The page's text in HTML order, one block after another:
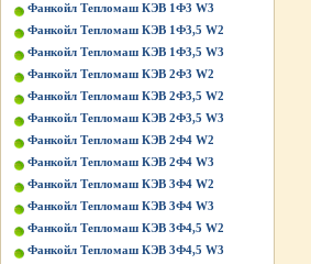
Фанкойл Тепломаш КЭВ 1Ф3 W3
Фанкойл Тепломаш КЭВ 1Ф3,5 W2
Фанкойл Тепломаш КЭВ 1Ф3,5 W3
Фанкойл Тепломаш КЭВ 2Ф3 W2
Фанкойл Тепломаш КЭВ 2Ф3,5 W2
Фанкойл Тепломаш КЭВ 2Ф3,5 W3
Фанкойл Тепломаш КЭВ 2Ф4 W2
Фанкойл Тепломаш КЭВ 2Ф4 W3
Фанкойл Тепломаш КЭВ 3Ф4 W2
Фанкойл Тепломаш КЭВ 3Ф4 W3
Фанкойл Тепломаш КЭВ 3Ф4,5 W2
Фанкойл Тепломаш КЭВ 3Ф4,5 W3